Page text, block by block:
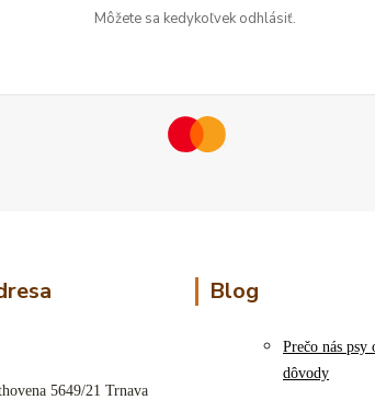
Môžete sa kedykoľvek odhlásiť.
5649/21 Trnava
Blog
Prečo nás
dôvody